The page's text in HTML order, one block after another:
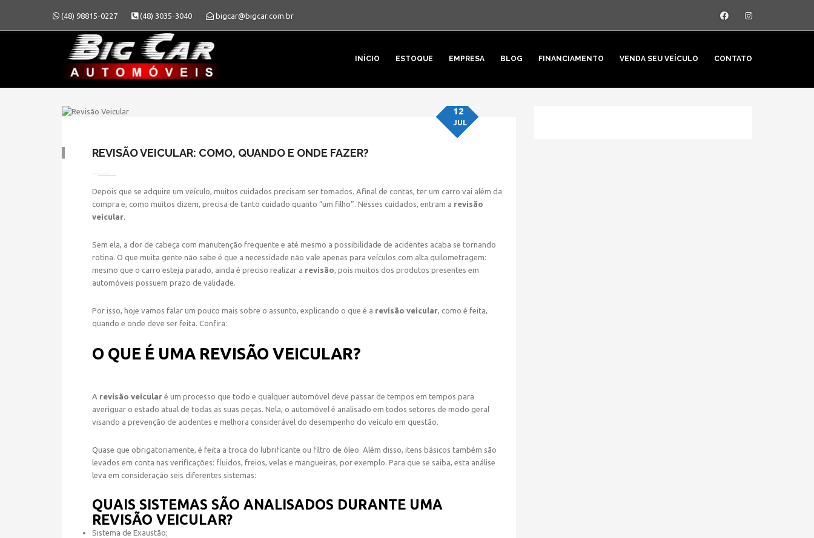
(48) 98815-0227 (48) 3035-3040 bigcar@bigcar.com.br
INÍCIO ESTOQUE EMPRESA BLOG FINANCIAMENTO VENDA SEU VEÍCULO CONTATO
HOME NOTÍCIAS
REVISÃO VEICULAR: COMO, QUANDO E ONDE FAZER?
12
JUL
Depois que se adquire um veículo, muitos cuidados precisam ser tomados. Afinal de contas, ter um carro vai além da
compra e, como muitos dizem, precisa de tanto cuidado quanto “um filho”. Nesses cuidados, entram a revisão
veicular.
Sem ela, a dor de cabeça com manutenção frequente e até mesmo a possibilidade de acidentes acaba se tornando
rotina. O que muita gente não sabe é que a necessidade não vale apenas para veículos com alta quilometragem:
mesmo que o carro esteja parado, ainda é preciso realizar a revisão, pois muitos dos produtos presentes em
automóveis possuem prazo de validade.
Por isso, hoje vamos falar um pouco mais sobre o assunto, explicando o que é a revisão veicular, como é feita,
quando e onde deve ser feita. Confira:
O QUE É UMA REVISÃO VEICULAR?
A revisão veicular é um processo que todo e qualquer automóvel deve passar de tempos em tempos para
averiguar o estado atual de todas as suas peças. Nela, o automóvel é analisado em todos setores de modo geral
visando a prevenção de acidentes e melhora considerável do desempenho do veículo em questão.
Quase que obrigatoriamente, é feita a troca do lubrificante ou filtro de óleo. Além disso, itens básicos também são
levados em conta nas verificações: fluidos, freios, velas e mangueiras, por exemplo. Para que se saiba, esta análise
leva em consideração seis diferentes sistemas:
QUAIS SISTEMAS SÃO ANALISADOS DURANTE UMA
REVISÃO VEICULAR?
Sistema de Exaustão;